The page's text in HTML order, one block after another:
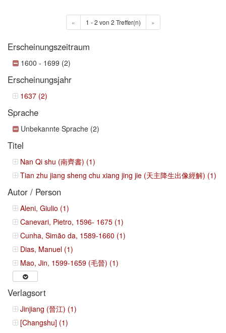
« 1 - 2 von 2 Treffer(n) »
Erscheinungszeitraum
1600 - 1699 (2)
Erscheinungsjahr
1637 (2)
Sprache
Unbekannte Sprache (2)
Titel
Nan Qi shu (南齊書) (1)
Tian zhu jiang sheng chu xiang jing jie (天主降生出像經解) (1)
Autor / Person
Aleni, Giulio (1)
Canevari, Pietro, 1596- 1675 (1)
Cunha, Simão da, 1589-1660 (1)
Dias, Manuel (1)
Mao, Jin, 1599-1659 (毛晉) (1)
Verlagsort
Jinjiang (晉江) (1)
[Changshu] (1)